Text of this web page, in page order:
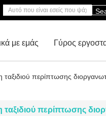
με εμάς Γύρος
ταξιδιού περίπτωσης
περίπτωσης